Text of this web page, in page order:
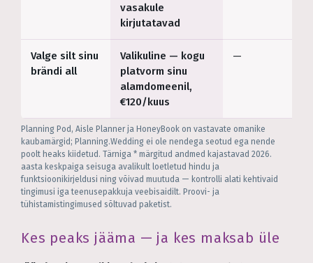
vasakule
kirjutatavad
Valge silt sinu
brändi all
Valikuline — kogu
platvorm sinu
alamdomeenil,
€120/kuus
—
Planning Pod, Aisle Planner ja HoneyBook on vastavate omanike
kaubamärgid; Planning.Wedding ei ole nendega seotud ega nende
poolt heaks kiidetud. Tärniga * märgitud andmed kajastavad 2026.
aasta keskpaiga seisuga avalikult loetletud hindu ja
funktsioonikirjeldusi ning võivad muutuda — kontrolli alati kehtivaid
tingimusi iga teenusepakkuja veebisaidilt. Proovi- ja
tühistamistingimused sõltuvad paketist.
Kes peaks jääma — ja kes maksab üle